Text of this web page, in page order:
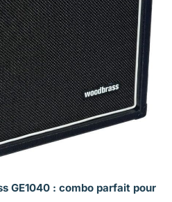
GE1040 : combo parfait pour